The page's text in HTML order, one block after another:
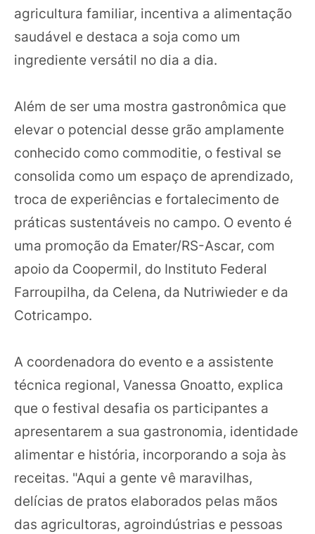
agricultura familiar, incentiva a alimentação
saudável e destaca a soja como um
ingrediente versátil no dia a dia.
Além de ser uma mostra gastronômica que
elevar o potencial desse grão amplamente
conhecido como commoditie, o festival se
consolida como um espaço de aprendizado,
troca de experiências e fortalecimento de
práticas sustentáveis no campo. O evento é
uma promoção da Emater/RS-Ascar, com
apoio da Coopermil, do Instituto Federal
Farroupilha, da Celena, da Nutriwieder e da
Cotricampo.
A coordenadora do evento e a assistente
técnica regional, Vanessa Gnoatto, explica
que o festival desafia os participantes a
apresentarem a sua gastronomia, identidade
alimentar e história, incorporando a soja às
receitas. "Aqui a gente vê maravilhas,
delícias de pratos elaborados pelas mãos
das agricultoras, agroindústrias e pessoas